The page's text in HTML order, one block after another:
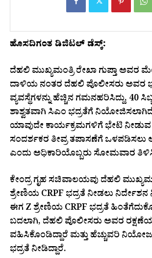
ಹೊಸದಿಗಂತ ಡಿಜಿಟಲ್ ಡೆಸ್ಕ್:
ದೆಹಲಿ ಮುಖ್ಯಮಂತ್ರಿ ರೇಖಾ ಗುಪ್ತಾ ಅವರ
ದಾಳಿಯ ನಂತರ ದೆಹಲಿ ಪೊಲೀಸರು ಅವರ
ವ್ಯವಸ್ಥೆಗಳನ್ನು ಹೆಚ್ಚಿನ ಗಮನಹರಿಸಿದ್ದು, 40
ಶಾಶ್ವತವಾಗಿ ಸಿಎಂ ಭದ್ರತೆಗೆ
ಯಾವುದೇ ಕಾರ್ಯಕ್ರಮಗಳಿಗೆ ಭೇಟಿ
ಸಂದರ್ಶಕರ ತೀವ್ರ ತಪಾಸಣೆಗೆ ಒಳಪಡಿಸಲು
ಎಂದು ಅಧಿಕಾರಿಯೊಬ್ಬರು ಸೋಮವಾರ
ಕೇಂದ್ರ ಗೃಹ ಸಚಿವಾಲಯವು ದೆಹಲಿ
ಶ್ರೇಣಿಯ CRPF ಭದ್ರತೆ ನೀಡಲು ನಿರ್ದೇಶನ
ಈಗ Z ಶ್ರೇಣಿಯ CRPF ಭದ್ರತೆ
ಬದಲಾಗಿ, ದೆಹಲಿ ಪೊಲೀಸರು ಅವರ
ವಹಿಸಿಕೊಂಡಿದ್ದಾರೆ ಮತ್ತು ಹೆಚ್ಚುವರಿ
ಭದ್ರತೆ ನೀಡಿದ್ದಾರೆ.